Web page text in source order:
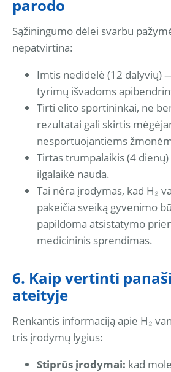
parodo
Sąžiningumo dėlei svarbu
nepatvirtina:
Imtis nedidelė (12 dalyvių)
tyrimų išvadoms
Tirti elito sportininkai, ne
rezultatai gali skirtis
nesportuojantiems
Tirtas trumpalaikis (4
ilgalaikė nauda.
Tai nėra įrodymas, kad H₂
pakeičia sveiką gyvenimo
papildoma atsistatymo
medicininis sprendimas.
6. Kaip vertinti
ateityje
Renkantis informaciją apie H₂
tris įrodymų lygius:
Stiprūs įrodymai: kad